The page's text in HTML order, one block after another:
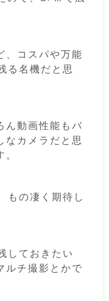
、コスパや万能
る名機だと思
ん動画性能もバ
なカメラだと思
の凄く期待し
しておきたい
ルチ撮影とかで